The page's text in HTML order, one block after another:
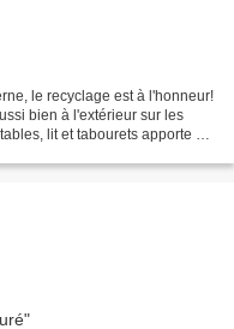
le recyclage est à l'honneur!
bien à l'extérieur sur les
lit et tabourets apporte un